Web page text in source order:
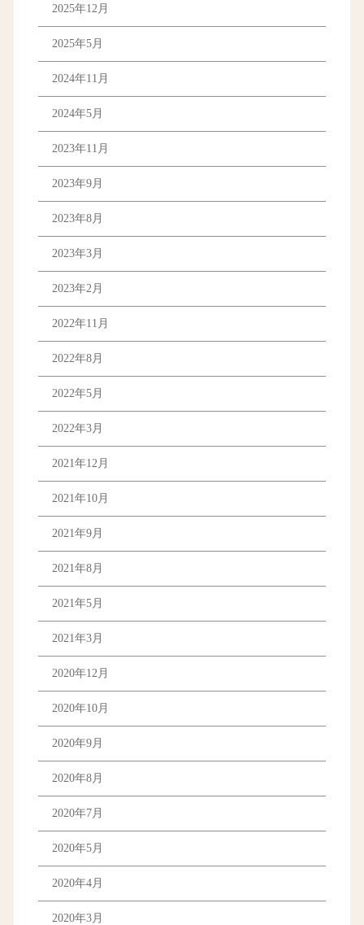
2025年12月
2025年5月
2024年11月
2024年5月
2023年11月
2023年9月
2023年8月
2023年3月
2023年2月
2022年11月
2022年8月
2022年5月
2022年3月
2021年12月
2021年10月
2021年9月
2021年8月
2021年5月
2021年3月
2020年12月
2020年10月
2020年9月
2020年8月
2020年7月
2020年5月
2020年4月
2020年3月